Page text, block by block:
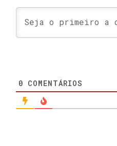
0 COMENTÁRIOS